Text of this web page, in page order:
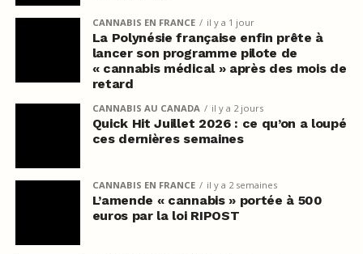
CANNABIS EN FRANCE il y a 1 jour
La Polynésie française enfin prête à
lancer son programme pilote de
« cannabis médical » après des mois de
retard
CANNABIS AU CANADA il y a 2 jours
Quick Hit Juillet 2026 : ce qu’on a loupé
ces dernières semaines
CANNABIS EN FRANCE il y a 2 semaines
L’amende « cannabis » portée à 500
euros par la loi RIPOST